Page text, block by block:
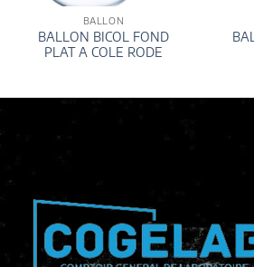
BALLON
BALLON BICOL FOND
PLAT A COLE RODE